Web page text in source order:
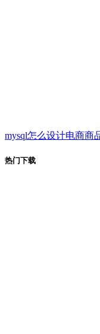
mysql怎么设计电商商
热门下载